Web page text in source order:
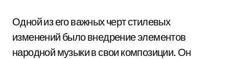
Одной из его важных черт стилевых
изменений было внедрение элементов
народной музыки в свои композиции. Он